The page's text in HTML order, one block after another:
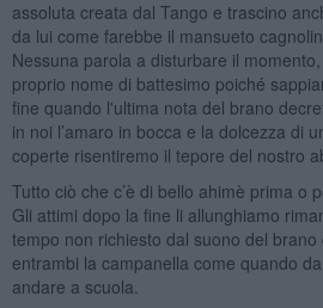
assoluta creata dal Tango e trascino
da lui come farebbe il mansueto
Nessuna parola a disturbare il
proprio nome di battesimo poiché
fine quando l'ultima nota del brano
in noi l’amaro in bocca e la dolcezza di
coperte risentiremo il tepore del nostro
Tutto ciò che c’è di bello ahimè prima o
Gli attimi dopo la fine li allunghiamo
tempo non richiesto dal suono del
entrambi la campanella come quando
andare a scuola.